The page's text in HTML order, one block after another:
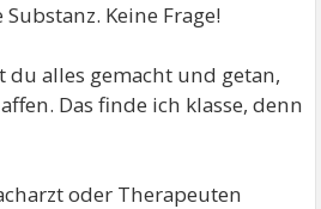
Keine Frage!
du alles gemacht und getan,
Das finde ich klasse, denn
oder Therapeuten